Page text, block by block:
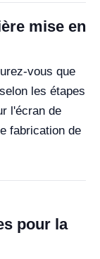
mise en
vous que
les étapes
l'écran de
fabrication de
pour la